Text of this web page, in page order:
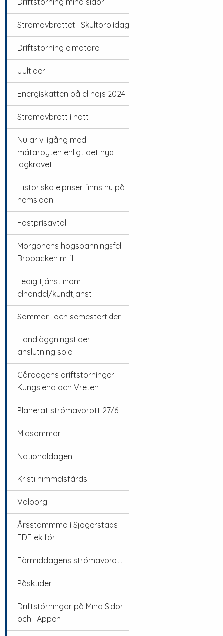
Driftstörning mina sidor
Strömavbrottet i Skultorp idag
Driftstörning elmätare
Jultider
Energiskatten på el höjs 2024
Strömavbrott i natt
Nu är vi igång med
mätarbyten enligt det nya
lagkravet
Historiska elpriser finns nu på
hemsidan
Fastprisavtal
Morgonens högspänningsfel i
Brobacken m fl
Ledig tjänst inom
elhandel/kundtjänst
Sommar- och semestertider
Handläggningstider
anslutning solel
Gårdagens driftstörningar i
Kungslena och Vreten
Planerat strömavbrott 27/6
Midsommar
Nationaldagen
Kristi himmelsfärds
Valborg
Årsstämmma i Sjogerstads
EDF ek för
Förmiddagens strömavbrott
Påsktider
Driftstörningar på Mina Sidor
och i Appen